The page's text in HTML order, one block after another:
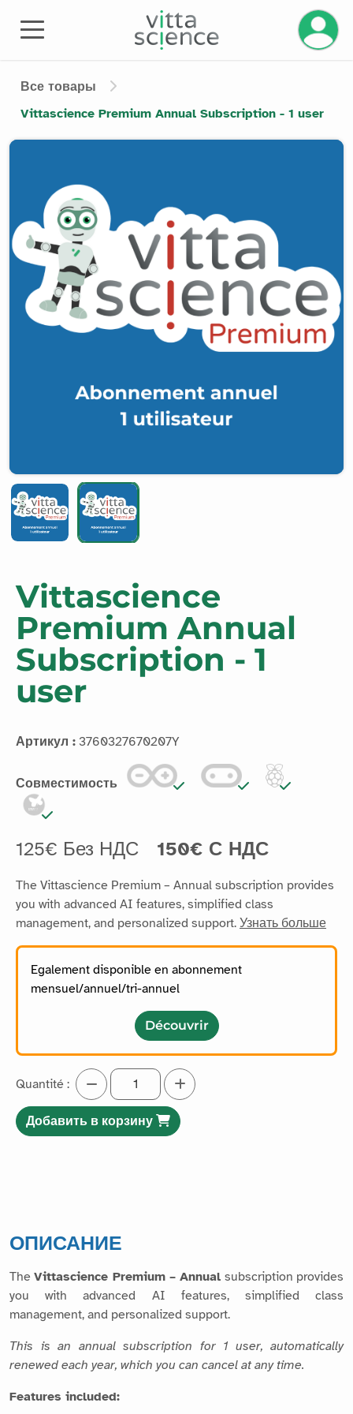
Все товары
Vittascience Premium Annual Subscription - 1 user
Product image slider
Vittascience
Premium Annual
Subscription - 1
user
Артикул : 3760327670207Y
Совместимость
125€ Без НДС 150€ С НДС
The Vittascience Premium – Annual subscription provides
you with advanced AI features, simplified class
management, and personalized support. Узнать больше
Egalement disponible en abonnement
mensuel/annuel/tri-annuel
Découvrir
Quantité :
Добавить в корзину
ОПИСАНИЕ
TheVittascience Premium – Annual subscription provides
you with advanced AI features, simplified class
management, and personalized support.
This is an annual subscription for 1 user, automatically
renewed each year, which you can cancel at any time.
Features included: